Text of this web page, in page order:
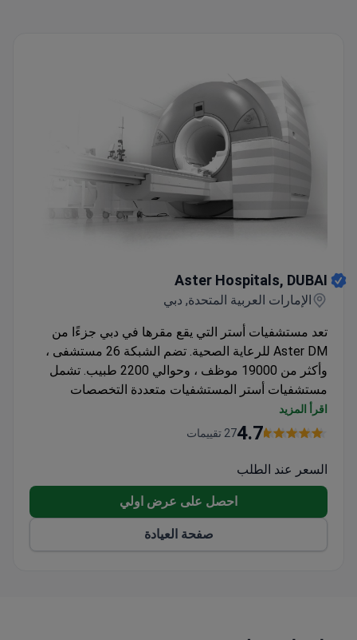
Aster Hospitals, DUBAI
الإمارات العربية المتحدة, دبي
تعد مستشفيات أستر التي يقع مقرها في دبي جزءًا من
Aster DM للرعاية الصحية. تضم الشبكة 26 مستشفى ،
وأكثر من 19000 موظف ، وحوالي 2200 طبيب. تشمل
مستشفيات أستر المستشفيات متعددة التخصصات
والمستشفيات ذات التخصص الفردي ومراكز الجراحة
اليومية ومختبرات التشخيص والرعاية الصحية عن بُعد
والبحوث والتعليم لتوفير رحلة رعاية صحية سلسة.
اقرأ المزيد
4.727 تقييمات
السعر عند الطلب
احصل على عرض اولي
صفحة العيادة